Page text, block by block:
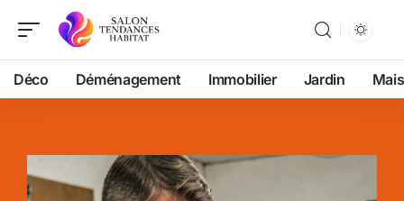
Déco Déménagement Immobilier Jardin